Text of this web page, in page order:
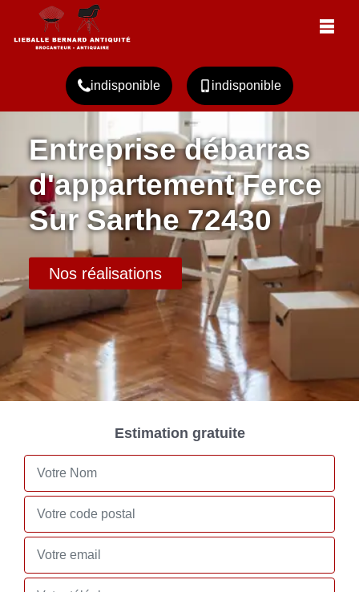
indisponible indisponible
Entreprise débarras
d'appartement Ferce
Sur Sarthe 72430
Nos réalisations
Estimation gratuite